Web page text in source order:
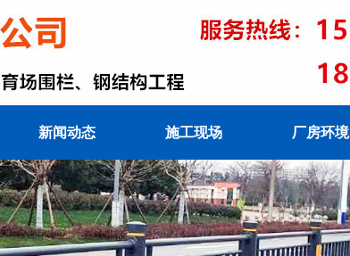
新闻动态 施工现场 厂房环境